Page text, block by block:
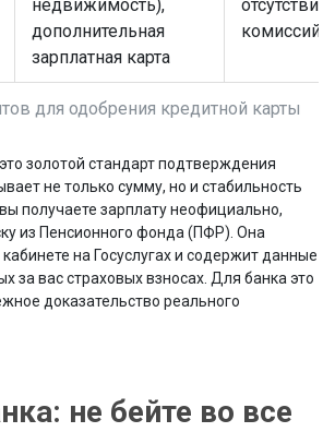
для одобрения кредитной карты
недвижимость),
дополнительная
зарплатная карта
отсутствие
комиссий
золотой стандарт подтверждения
не только сумму, но и стабильность
получаете зарплату неофициально,
из Пенсионного фонда (ПФР). Она
на Госуслугах и содержит данные
за вас страховых взносах. Для банка это
доказательство реального
не бейте во все